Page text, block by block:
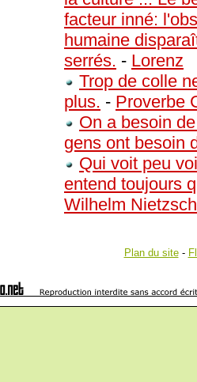
facteur inné:
humaine
serrés. - Lorenz
Trop de colle
plus. - Proverbe
On a besoin
gens ont besoin
Qui voit peu
entend toujours
Wilhelm
Plan du site-